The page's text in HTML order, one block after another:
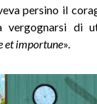
persino il
vergognarsi di
et importune».